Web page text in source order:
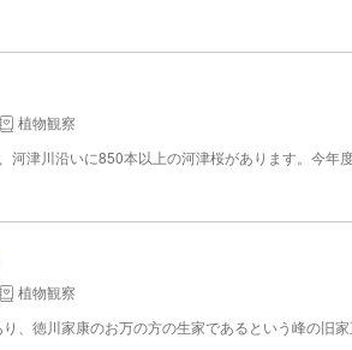
植物観察
植物観察